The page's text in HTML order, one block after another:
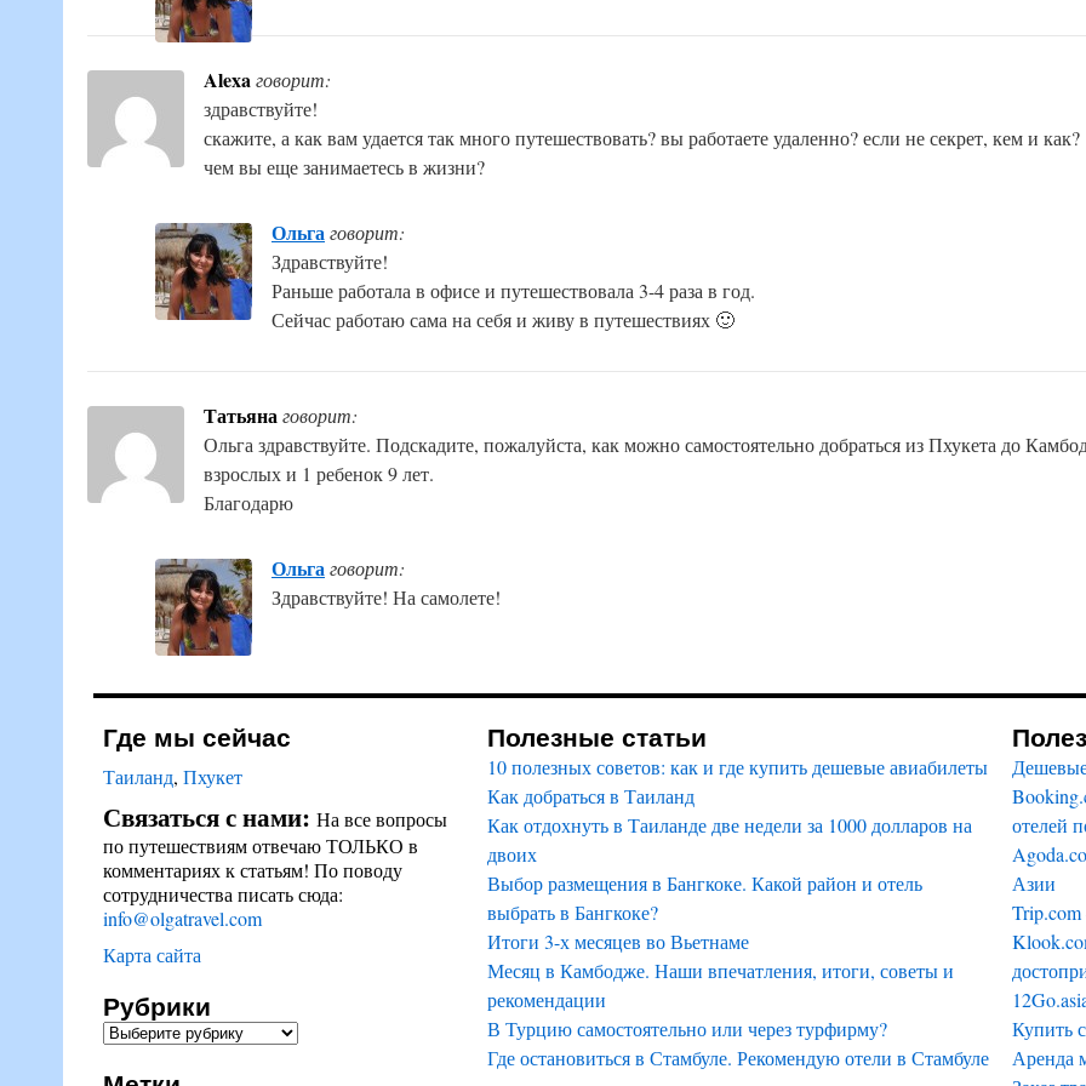
Alexaговорит:
здравствуйте!
скажите, а как вам удается так много путешествовать? вы работаете удаленно? если не секрет, кем и как?
чем вы еще занимаетесь в жизни?
Ольгаговорит:
Здравствуйте!
Раньше работала в офисе и путешествовала 3-4 раза в год.
Сейчас работаю сама на себя и живу в путешествиях 🙂
Татьянаговорит:
Ольга здравствуйте. Подскадите, пожалуйста, как можно самостоятельно добраться из Пхукета до
взрослых и 1 ребенок 9 лет.
Благодарю
Ольгаговорит:
Здравствуйте! На самолете!
Где мы сейчас
Таиланд,Пхукет
Связаться с нами:На все вопросы
по путешествиям отвечаю ТОЛЬКО в
комментариях к статьям! По поводу
сотрудничества писать сюда:
info@olgatravel.com
Карта сайта
Рубрики
Полезные статьи
10 полезных советов: как и где купить дешевые авиабилеты
Как добраться в Таиланд
Как отдохнуть в Таиланде две недели за 1000 долларов на
двоих
Выбор размещения в Бангкоке. Какой район и отель
выбрать в Бангкоке?
Итоги 3-х месяцев во Вьетнаме
Месяц в Камбодже. Наши впечатления, итоги, советы и
рекомендации
В Турцию самостоятельно или через турфирму?
Где остановиться в Стамбуле. Рекомендую отели в Стамбуле
отелей
Азии
Купить
Аренда